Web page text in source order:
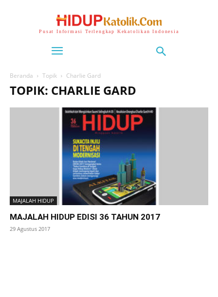
Pusat Informasi Terlengkap Kekatolikan Indonesia
Beranda Topik Charlie Gard
TOPIK: CHARLIE GARD
MAJALAH HIDUP
MAJALAH HIDUP EDISI 36 TAHUN 2017
29 Agustus 2017